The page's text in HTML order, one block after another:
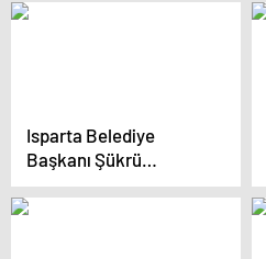
alıyoruz (2)
Isparta Belediye
Başkanı Şükrü
Başdeğirmen, ‘Beni
Dinler Misiniz?’